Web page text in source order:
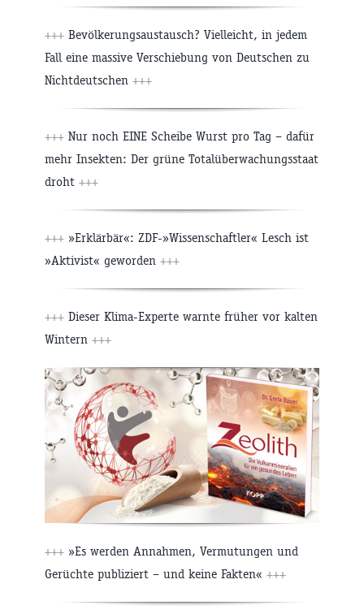
+++ Bevölkerungsaustausch? Vielleicht, in jedem
Fall eine massive Verschiebung von Deutschen zu
Nichtdeutschen +++
+++ Nur noch EINE Scheibe Wurst pro Tag – dafür
mehr Insekten: Der grüne Totalüberwachungsstaat
droht +++
+++ »Erklärbär«: ZDF-»Wissenschaftler« Lesch ist
»Aktivist« geworden +++
+++ Dieser Klima-Experte warnte früher vor kalten
Wintern +++
+++ »Es werden Annahmen, Vermutungen und
Gerüchte publiziert – und keine Fakten« +++